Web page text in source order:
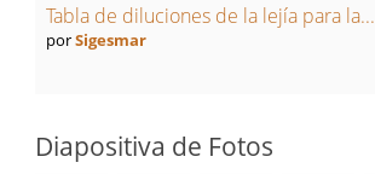
Tabla de diluciones de la lejía para la...
porSigesmar
Diapositiva de Fotos